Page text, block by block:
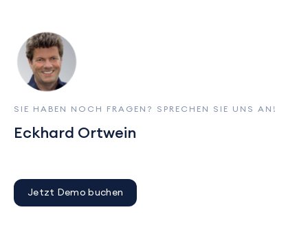
SIE HABEN NOCH FRAGEN? SPRECHEN SIE UNS AN!
Eckhard Ortwein
Jetzt Demo buchen